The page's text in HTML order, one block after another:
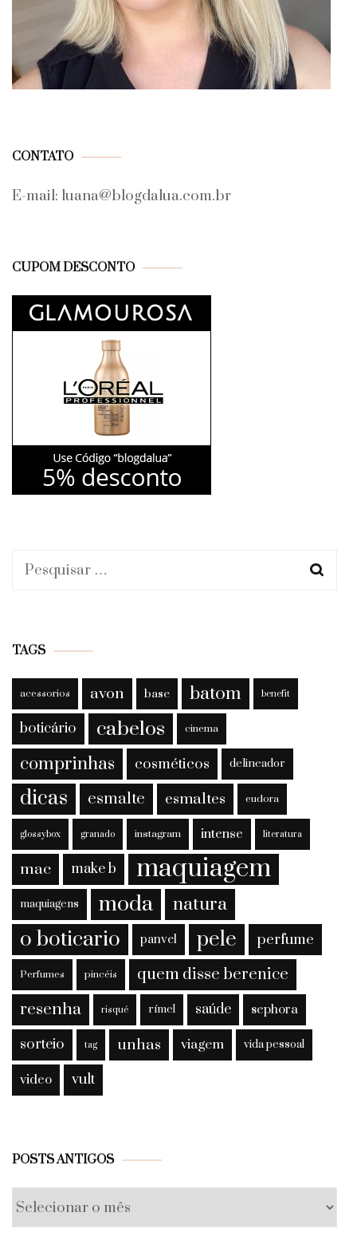
CONTATO
E-mail: luana@blogdalua.com.br
CUPOM DESCONTO
Pesquisar
TAGS
acessorios avon base batom benefit
boticário cabelos cinema
comprinhas cosméticos delineador
dicas esmalte esmaltes eudora
glossybox granado instagram intense literatura
mac make b maquiagem
maquiagens moda natura
o boticario panvel pele perfume
Perfumes pincéis quem disse berenice
resenha risqué rímel saúde sephora
sorteio tag unhas viagem vida pessoal
video vult
POSTS ANTIGOS
Posts